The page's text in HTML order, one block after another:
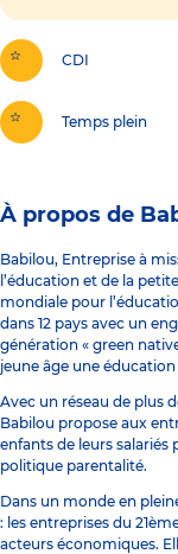
CDI
Temps plein
À propos de
Babilou, Entreprise à
l’éducation et de la
mondiale pour
dans 12 pays avec un
génération « green
jeune âge une
Avec un réseau de plus
Babilou propose aux
enfants de leurs
politique parentalité.
Dans un monde en
: les entreprises du
acteurs économiques.